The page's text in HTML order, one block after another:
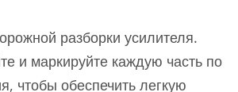
разборки усилителя.
и маркируйте каждую часть по
чтобы обеспечить легкую